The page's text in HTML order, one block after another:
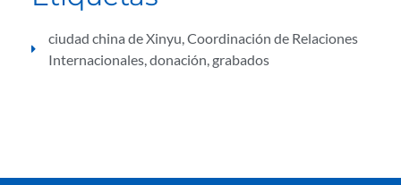
ciudad china de Xinyu Coordinación de Relaciones
Internacionales donación grabados